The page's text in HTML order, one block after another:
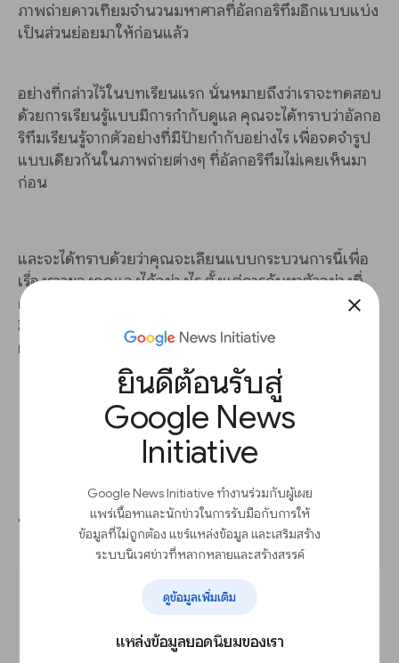
close
ยินดีต้อนรับสู่
Google News
Initiative
Google News Initiative ทำงานร่วมกับผู้เผย
แพร่เนื้อหาและนักข่าวในการรับมือกับการให้
ข้อมูลที่ไม่ถูกต้อง แชร์แหล่งข้อมูล และเสริมสร้าง
ระบบนิเวศข่าวที่หลากหลายและสร้างสรรค์
ดูข้อมูลเพิ่มเติม
แหล่งข้อมูลยอดนิยมของเรา
ภาพถ่ายดาวเทียมจำนวนมหาศาลที่อัลกอริทึมอีกแบบแบ่ง
เป็นส่วนย่อยมาให้ก่อนแล้ว
อย่างที่กล่าวไว้ในบทเรียนแรก นั่นหมายถึงว่าเราจะทดสอบ
ด้วยการเรียนรู้แบบมีการกำกับดูแล คุณจะได้ทราบว่าอัลกอ
ริทึมเรียนรู้จากตัวอย่างที่มีป้ายกำกับอย่างไร เพื่อจดจำรูป
แบบเดียวกันในภาพถ่ายต่างๆ ที่อัลกอริทึมไม่เคยเห็นมา
ก่อน
และจะได้ทราบด้วยว่าคุณจะเลียนแบบกระบวนการนี้เพื่อ
เรื่องราวของคุณเองได้อย่างไร ตั้งแต่การค้นหาตัวอย่างที่
คุณต้องใช้ จนถึงการฝึกรูปแบบแมชชีนเลิร์นนิงให้จำแนก
สิ่งที่คุณกำลังมองหา และจากนั้นจึงทดสอบและประเมิน
ผลรูปแบบให้แน่ใจว่าจะได้ผลลัพธ์ที่เชื่อถือได้
ML คือเครื่องมือที่ใช่สำหรับปัญหานี้
หรือไม่